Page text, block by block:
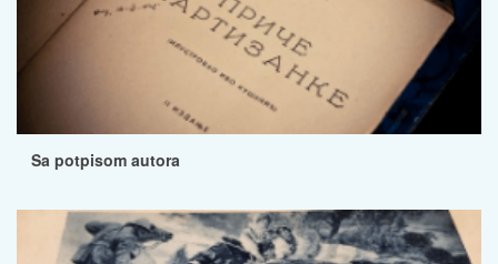
Sa potpisom autora